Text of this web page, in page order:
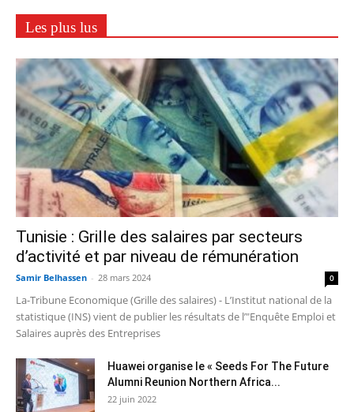
Les plus lus
Tunisie : Grille des salaires par secteurs
d’activité et par niveau de rémunération
Samir Belhassen - 28 mars 2024 0
La-Tribune Economique (Grille des salaires) - L’Institut national de la
statistique (INS) vient de publier les résultats de l’"Enquête Emploi et
Salaires auprès des Entreprises
Huawei organise le « Seeds For The Future
Alumni Reunion Northern Africa...
22 juin 2022